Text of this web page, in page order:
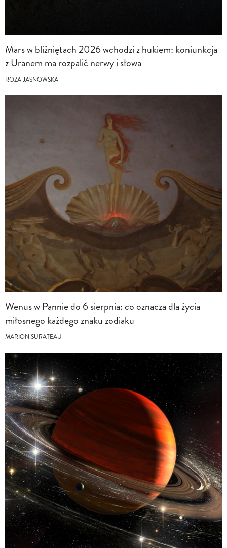
Mars w bliźniętach 2026 wchodzi z hukiem: koniunkcja
z Uranem ma rozpalić nerwy i słowa
RÓŻA JASNOWSKA
Wenus w Pannie do 6 sierpnia: co oznacza dla życia
miłosnego każdego znaku zodiaku
MARION SURATEAU